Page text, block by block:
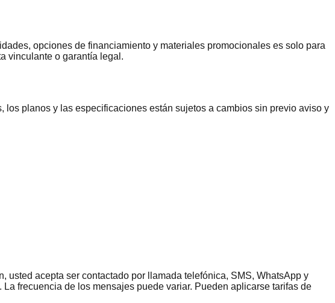
opciones de financiamiento y materiales promocionales es solo para
vinculante o garantía legal.
planos y las especificaciones están sujetos a cambios sin previo aviso y
usted acepta ser contactado por llamada telefónica, SMS, WhatsApp y
frecuencia de los mensajes puede variar. Pueden aplicarse tarifas de